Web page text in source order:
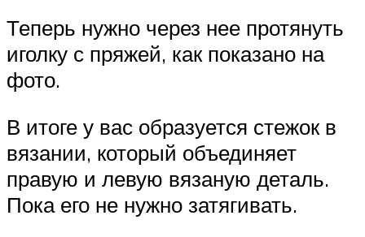
Теперь нужно через нее протянуть
иголку с пряжей, как показано на
фото.
В итоге у вас образуется стежок в
вязании, который объединяет
правую и левую вязаную деталь.
Пока его не нужно затягивать.